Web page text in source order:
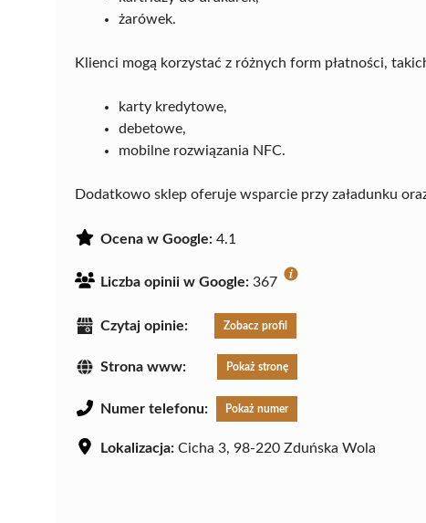
żarówek.
Klienci mogą korzystać z różnych form płatności,
karty kredytowe,
debetowe,
mobilne rozwiązania NFC.
Dodatkowo sklep oferuje wsparcie przy załadunku
Ocena w Google: 4.1
Liczba opinii w Google: 367
Czytaj opinie: Zobacz profil
Strona www: Pokaż stronę
Numer telefonu: Pokaż numer
Lokalizacja: Cicha 3, 98-220 Zduńska Wola